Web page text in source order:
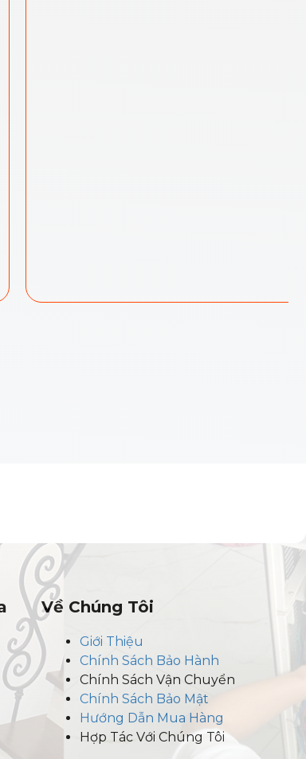
Về Chúng Tôi
Giới Thiệu
Chính Sách Bảo Hành
Chính Sách Vận Chuyển
Chính Sách Bảo Mật
Hướng Dẫn Mua Hàng
Hợp Tác Với Chúng Tôi